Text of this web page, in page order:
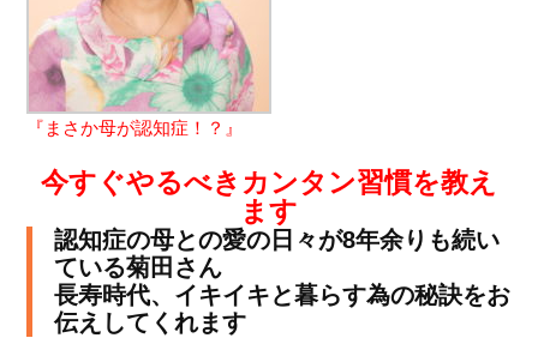
『まさか母が認知症！？』
今すぐやるべきカンタン習慣を教え
ます
認知症の母との愛の日々が8年余りも続い
ている菊田さん
長寿時代、イキイキと暮らす為の秘訣をお
伝えしてくれます